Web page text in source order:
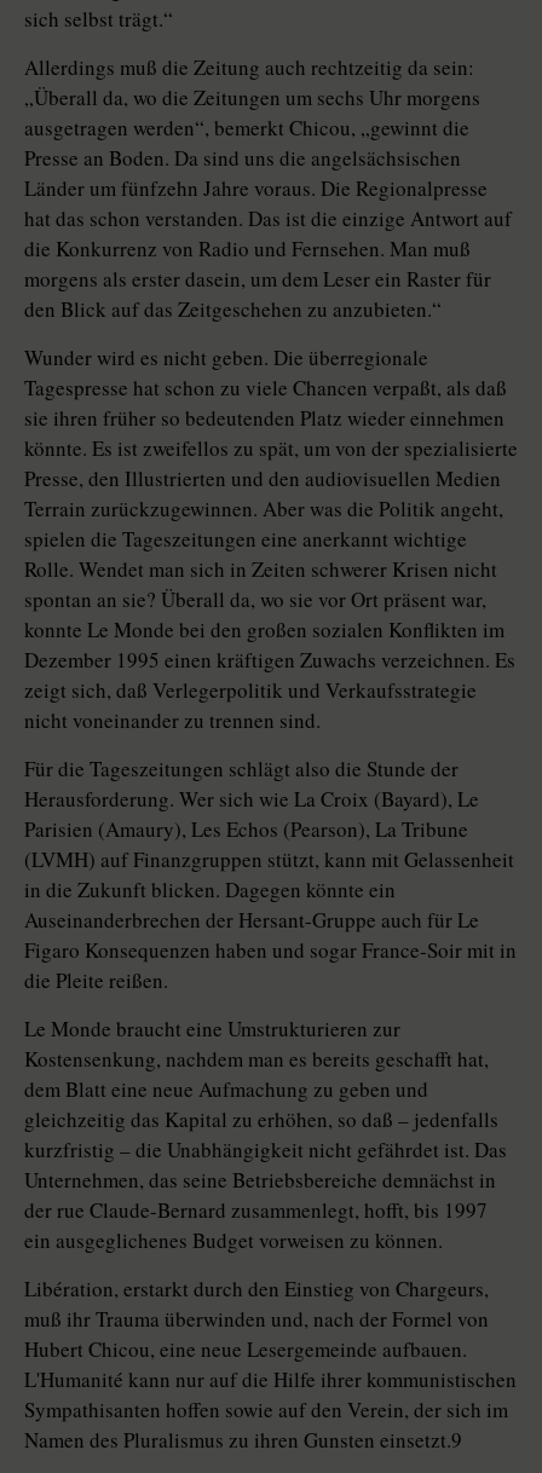
sich selbst trägt.“
Allerdings muß die Zeitung auch rechtzeitig da sein:
„Überall da, wo die Zeitungen um sechs Uhr morgens
ausgetragen werden“, bemerkt Chicou, „gewinnt die
Presse an Boden. Da sind uns die angelsächsischen
Länder um fünfzehn Jahre voraus. Die Regionalpresse
hat das schon verstanden. Das ist die einzige Antwort auf
die Konkurrenz von Radio und Fernsehen. Man muß
morgens als erster dasein, um dem Leser ein Raster für
den Blick auf das Zeitgeschehen zu anzubieten.“
Wunder wird es nicht geben. Die überregionale
Tagespresse hat schon zu viele Chancen verpaßt, als daß
sie ihren früher so bedeutenden Platz wieder einnehmen
könnte. Es ist zweifellos zu spät, um von der spezialisierte
Presse, den Illustrierten und den audiovisuellen Medien
Terrain zurückzugewinnen. Aber was die Politik angeht,
spielen die Tageszeitungen eine anerkannt wichtige
Rolle. Wendet man sich in Zeiten schwerer Krisen nicht
spontan an sie? Überall da, wo sie vor Ort präsent war,
konnte Le Monde bei den großen sozialen Konflikten im
Dezember 1995 einen kräftigen Zuwachs verzeichnen. Es
zeigt sich, daß Verlegerpolitik und Verkaufsstrategie
nicht voneinander zu trennen sind.
Für die Tageszeitungen schlägt also die Stunde der
Herausforderung. Wer sich wie La Croix (Bayard), Le
Parisien (Amaury), Les Echos (Pearson), La Tribune
(LVMH) auf Finanzgruppen stützt, kann mit Gelassenheit
in die Zukunft blicken. Dagegen könnte ein
Auseinanderbrechen der Hersant-Gruppe auch für Le
Figaro Konsequenzen haben und sogar France-Soir mit in
die Pleite reißen.
Le Monde braucht eine Umstrukturieren zur
Kostensenkung, nachdem man es bereits geschafft hat,
dem Blatt eine neue Aufmachung zu geben und
gleichzeitig das Kapital zu erhöhen, so daß – jedenfalls
kurzfristig – die Unabhängigkeit nicht gefährdet ist. Das
Unternehmen, das seine Betriebsbereiche demnächst in
der rue Claude-Bernard zusammenlegt, hofft, bis 1997
ein ausgeglichenes Budget vorweisen zu können.
Libération, erstarkt durch den Einstieg von Chargeurs,
muß ihr Trauma überwinden und, nach der Formel von
Hubert Chicou, eine neue Lesergemeinde aufbauen.
L'Humanité kann nur auf die Hilfe ihrer kommunistischen
Sympathisanten hoffen sowie auf den Verein, der sich im
Namen des Pluralismus zu ihren Gunsten einsetzt.9